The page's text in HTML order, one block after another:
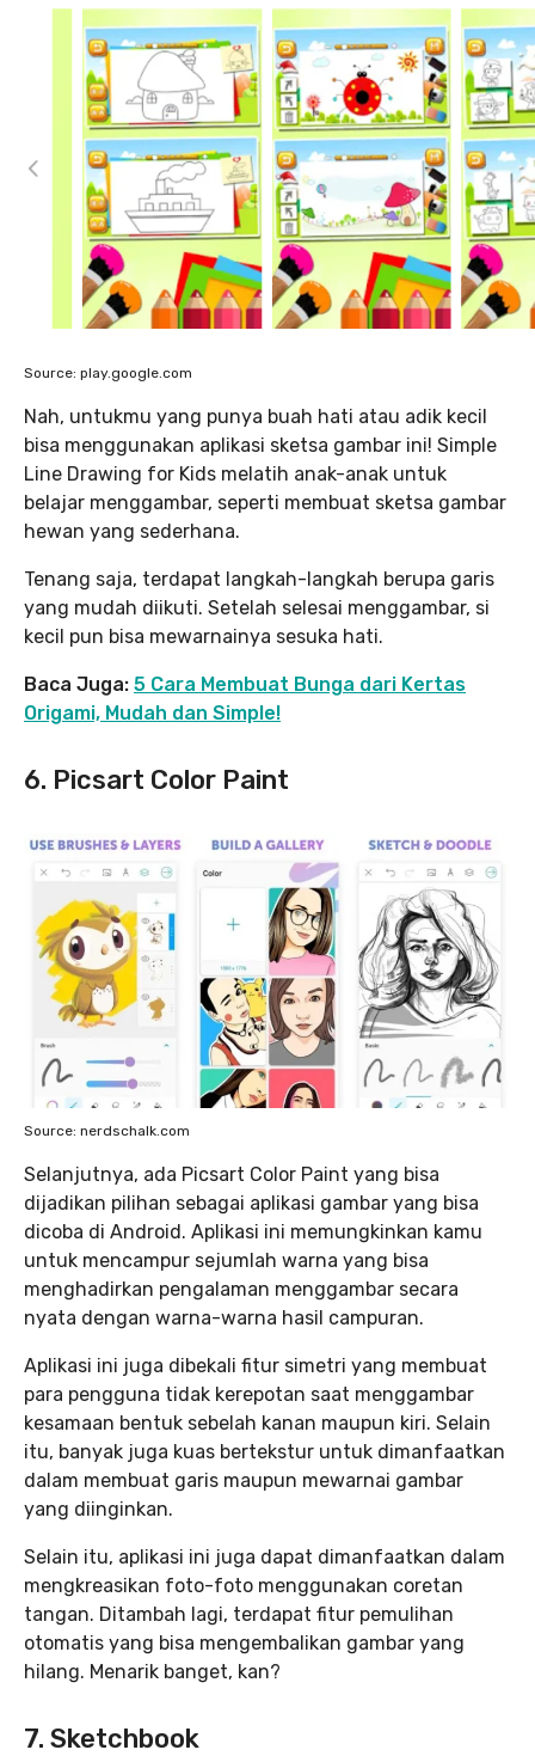
Source: play.google.com
Nah, untukmu yang punya buah hati atau adik kecil
bisa menggunakan aplikasi sketsa gambar ini! Simple
Line Drawing for Kids melatih anak-anak untuk
belajar menggambar, seperti membuat sketsa gambar
hewan yang sederhana.
Tenang saja, terdapat langkah-langkah berupa garis
yang mudah diikuti. Setelah selesai menggambar, si
kecil pun bisa mewarnainya sesuka hati.
Baca Juga: 5 Cara Membuat Bunga dari Kertas
Origami, Mudah dan Simple!
6. Picsart Color Paint
Source: nerdschalk.com
Selanjutnya, ada Picsart Color Paint yang bisa
dijadikan pilihan sebagai aplikasi gambar yang bisa
dicoba di Android. Aplikasi ini memungkinkan kamu
untuk mencampur sejumlah warna yang bisa
menghadirkan pengalaman menggambar secara
nyata dengan warna-warna hasil campuran.
Aplikasi ini juga dibekali fitur simetri yang membuat
para pengguna tidak kerepotan saat menggambar
kesamaan bentuk sebelah kanan maupun kiri. Selain
itu, banyak juga kuas bertekstur untuk dimanfaatkan
dalam membuat garis maupun mewarnai gambar
yang diinginkan.
Selain itu, aplikasi ini juga dapat dimanfaatkan dalam
mengkreasikan foto-foto menggunakan coretan
tangan. Ditambah lagi, terdapat fitur pemulihan
otomatis yang bisa mengembalikan gambar yang
hilang. Menarik banget, kan?
7. Sketchbook